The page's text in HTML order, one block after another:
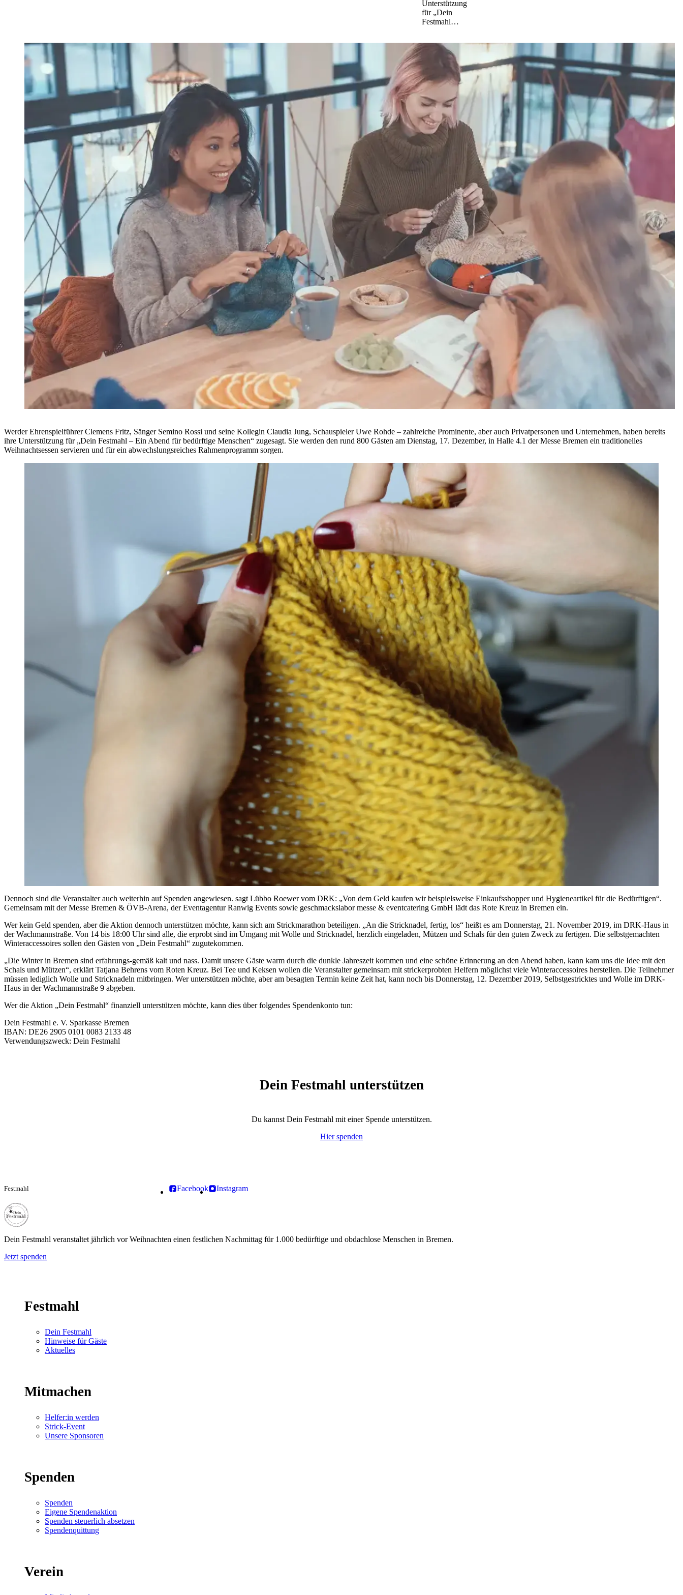
Unterstützung
für „Dein
Festmahl…
Werder Ehrenspielführer Clemens Fritz, Sänger Semino Rossi und seine Kollegin Claudia Jung, Schauspieler Uwe Rohde – zahlreiche Prominente, aber auch Privatpersonen und Unternehmen, haben bereits
ihre Unterstützung für „Dein Festmahl – Ein Abend für bedürftige Menschen“ zugesagt. Sie werden den rund 800 Gästen am Dienstag, 17. Dezember, in Halle 4.1 der Messe Bremen ein traditionelles
Weihnachtsessen servieren und für ein abwechslungsreiches Rahmenprogramm sorgen.
Dennoch sind die Veranstalter auch weiterhin auf Spenden angewiesen. sagt Lübbo Roewer vom DRK: „Von dem Geld kaufen wir beispielsweise Einkaufsshopper und Hygieneartikel für die Bedürftigen“.
Gemeinsam mit der Messe Bremen & ÖVB-Arena, der Eventagentur Ranwig Events sowie geschmackslabor messe & eventcatering GmbH lädt das Rote Kreuz in Bremen ein.
Wer kein Geld spenden, aber die Aktion dennoch unterstützen möchte, kann sich am Strickmarathon beteiligen. „An die Stricknadel, fertig, los“ heißt es am Donnerstag, 21. November 2019, im DRK-Haus in
der Wachmannstraße. Von 14 bis 18:00 Uhr sind alle, die erprobt sind im Umgang mit Wolle und Stricknadel, herzlich eingeladen, Mützen und Schals für den guten Zweck zu fertigen. Die selbstgemachten
Winteraccessoires sollen den Gästen von „Dein Festmahl“ zugutekommen.
„Die Winter in Bremen sind erfahrungs-gemäß kalt und nass. Damit unsere Gäste warm durch die dunkle Jahreszeit kommen und eine schöne Erinnerung an den Abend haben, kann kam uns die Idee mit den
Schals und Mützen“, erklärt Tatjana Behrens vom Roten Kreuz. Bei Tee und Keksen wollen die Veranstalter gemeinsam mit strickerprobten Helfern möglichst viele Winteraccessoires herstellen. Die Teilnehmer
müssen lediglich Wolle und Stricknadeln mitbringen. Wer unterstützen möchte, aber am besagten Termin keine Zeit hat, kann noch bis Donnerstag, 12. Dezember 2019, Selbstgestricktes und Wolle im DRK-
Haus in der Wachmannstraße 9 abgeben.
Wer die Aktion „Dein Festmahl“ finanziell unterstützen möchte, kann dies über folgendes Spendenkonto tun:
Dein Festmahl e. V. Sparkasse Bremen
IBAN: DE26 2905 0101 0083 2133 48
Verwendungszweck: Dein Festmahl
Dein Festmahl unterstützen
Du kannst Dein Festmahl mit einer Spende unterstützen.
Hier spenden
Festmahl Facebook Instagram
Dein Festmahl
Dein Festmahl veranstaltet jährlich vor Weihnachten einen festlichen Nachmittag für 1.000 bedürftige und obdachlose Menschen in Bremen.
Jetzt spenden
Festmahl
Dein Festmahl
Hinweise für Gäste
Aktuelles
Mitmachen
Helfer:in werden
Strick-Event
Unsere Sponsoren
Spenden
Spenden
Eigene Spendenaktion
Spenden steuerlich absetzen
Spendenquittung
Verein